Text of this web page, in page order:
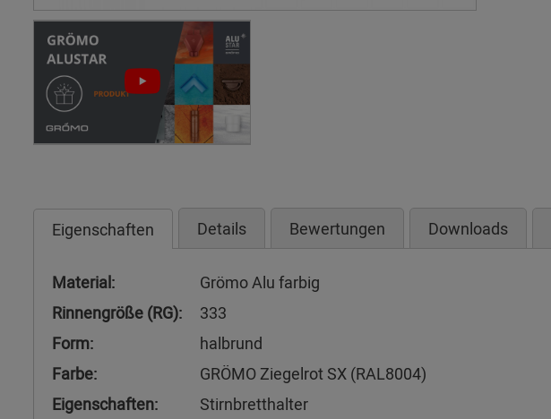
Eigenschaften Details Bewertungen Downloads
Material:
Grömo Alu farbig
Rinnengröße (RG):
333
Form:
halbrund
Farbe:
GRÖMO Ziegelrot SX (RAL8004)
Eigenschaften:
Stirnbretthalter